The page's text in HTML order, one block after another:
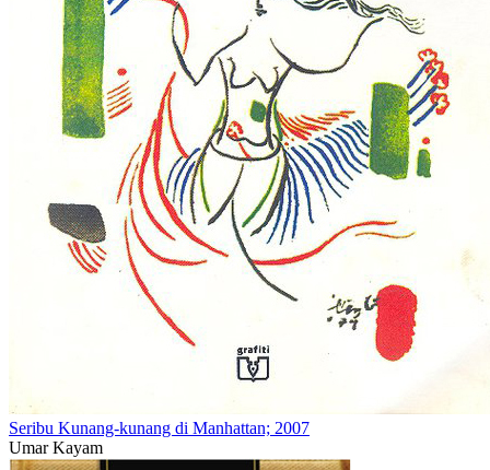
Seribu Kunang-kunang di Manhattan; 2007
Umar Kayam